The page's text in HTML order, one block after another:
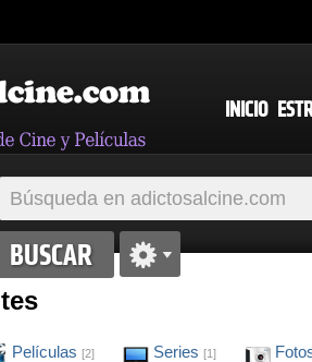
INICIO
Películas [2] Series [1]